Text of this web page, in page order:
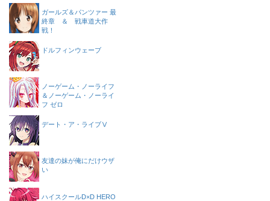
ガールズ＆パンツァー 最
終章 ＆ 戦車道大作
戦！
ドルフィンウェーブ
ノーゲーム・ノーライフ
＆ノーゲーム・ノーライ
フ ゼロ
デート・ア・ライブⅤ
友達の妹が俺にだけウザ
い
ハイスクールD×D HERO